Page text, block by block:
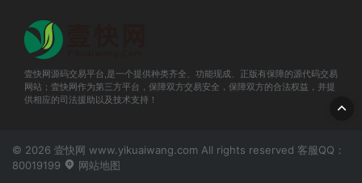
壹快网源码交易平台,是一个提供种类齐全、功能现成、正版有保障的源代码交易
网站；壹快网作为第三方平台，保障双方交易安全，保障双方的合法权益，并提
供相应的司法援助以及技术支持！
© 2026 壹快网 www.yikuaiwang.com All rights reserved 客服QQ：
80019199
网站地图